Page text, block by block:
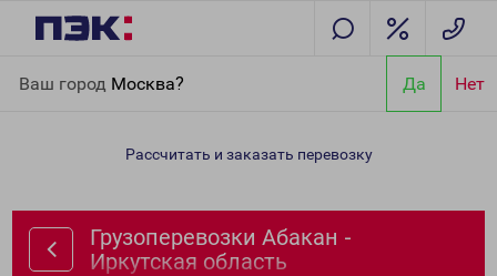
Ваш город Москва? Да Нет
область
Рассчитать и заказать перевозку
Грузоперевозки Абакан -
Иркутская область